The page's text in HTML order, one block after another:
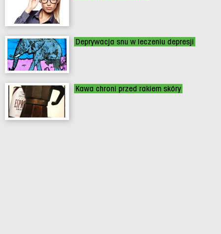
Deprywacja snu w leczeniu depresji
Kawa chroni przed rakiem skóry